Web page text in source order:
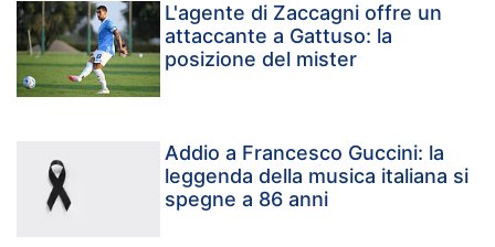
L'agente di Zaccagni offre un
attaccante a Gattuso: la
posizione del mister
Addio a Francesco Guccini: la
leggenda della musica italiana si
spegne a 86 anni